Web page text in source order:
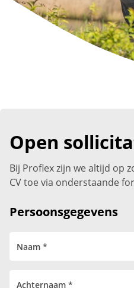
Open
Bij Proflex zijn we altijd op
CV toe via onderstaande
Persoonsgegevens